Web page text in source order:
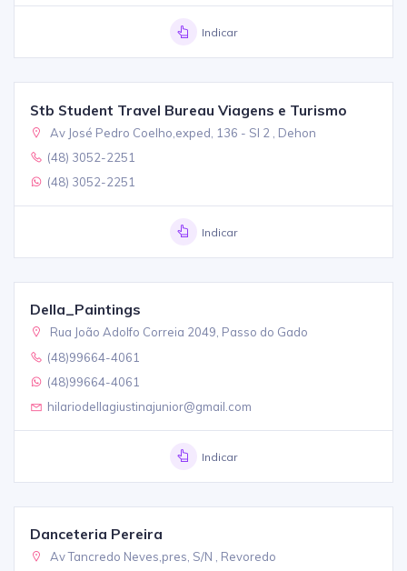
Indicar
Stb Student Travel Bureau Viagens e Turismo
Av José Pedro Coelho,exped, 136 - Sl 2 , Dehon
(48) 3052-2251
(48) 3052-2251
Indicar
Della_Paintings
Rua João Adolfo Correia 2049, Passo do Gado
(48)99664-4061
(48)99664-4061
hilariodellagiustinajunior@gmail.com
Indicar
Danceteria Pereira
Av Tancredo Neves,pres, S/N , Revoredo